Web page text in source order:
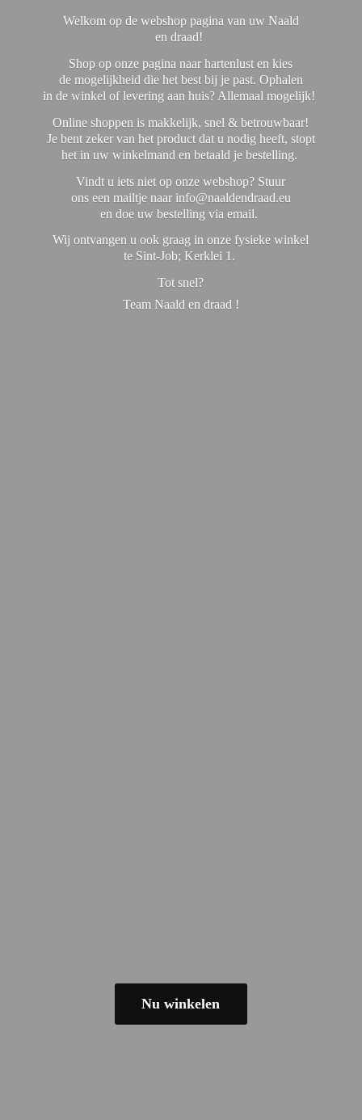
Welkom op de webshop pagina van uw Naald
en draad!
Shop op onze pagina naar hartenlust en kies
de mogelijkheid die het best bij je past. Ophalen
in de winkel of levering aan huis? Allemaal mogelijk!
Online shoppen is makkelijk, snel & betrouwbaar!
Je bent zeker van het product dat u nodig heeft, stopt
het in uw winkelmand en betaald je bestelling.
Vindt u iets niet op onze webshop? Stuur
ons een mailtje naar info@naaldendraad.eu
en doe uw bestelling via email.
Wij ontvangen u ook graag in onze fysieke winkel
te Sint-Job; Kerklei 1.
Tot snel?
Team Naald en draad !
Nu winkelen